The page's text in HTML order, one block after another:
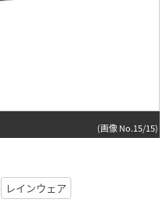
(画像 No.15/15)
レインウェア